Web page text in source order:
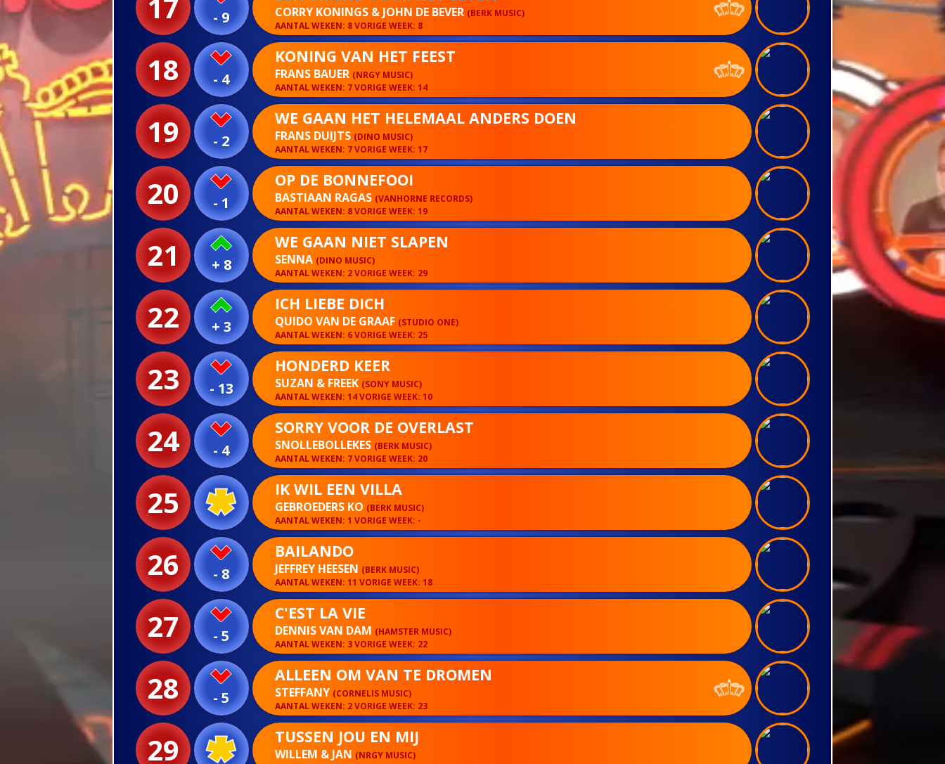
- 9 CORRY KONINGS & JOHN DE BEVER (BERK MUSIC)
AANTAL WEKEN: 8 VORIGE WEEK: 8
18 - 4
KONING VAN HET FEEST
FRANS BAUER (NRGY MUSIC)
AANTAL WEKEN: 7 VORIGE WEEK: 14
19 - 2
WE GAAN HET HELEMAAL ANDERS DOEN
FRANS DUIJTS (DINO MUSIC)
AANTAL WEKEN: 7 VORIGE WEEK: 17
20 - 1
OP DE BONNEFOOI
BASTIAAN RAGAS (VANHORNE RECORDS)
AANTAL WEKEN: 8 VORIGE WEEK: 19
21 + 8
WE GAAN NIET SLAPEN
SENNA (DINO MUSIC)
AANTAL WEKEN: 2 VORIGE WEEK: 29
22 + 3
ICH LIEBE DICH
QUIDO VAN DE GRAAF (STUDIO ONE)
AANTAL WEKEN: 6 VORIGE WEEK: 25
23 - 13
HONDERD KEER
SUZAN & FREEK (SONY MUSIC)
AANTAL WEKEN: 14 VORIGE WEEK: 10
24 - 4
SORRY VOOR DE OVERLAST
SNOLLEBOLLEKES (BERK MUSIC)
AANTAL WEKEN: 7 VORIGE WEEK: 20
25 IK WIL EEN VILLA
GEBROEDERS KO (BERK MUSIC)
AANTAL WEKEN: 1 VORIGE WEEK: -
26 - 8
BAILANDO
JEFFREY HEESEN (BERK MUSIC)
AANTAL WEKEN: 11 VORIGE WEEK: 18
27 - 5
C'EST LA VIE
DENNIS VAN DAM (HAMSTER MUSIC)
AANTAL WEKEN: 3 VORIGE WEEK: 22
28 - 5
ALLEEN OM VAN TE DROMEN
STEFFANY (CORNELIS MUSIC)
AANTAL WEKEN: 2 VORIGE WEEK: 23
29 TUSSEN JOU EN MIJ
WILLEM & JAN (NRGY MUSIC)